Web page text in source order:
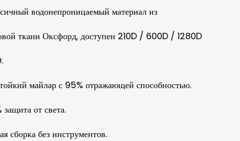
водонепроницаемый материал из
ткани Оксфорд, доступен 210D / 600D / 1280D
майлар с 95% отражающей способностью.
от света.
сборка без инструментов.